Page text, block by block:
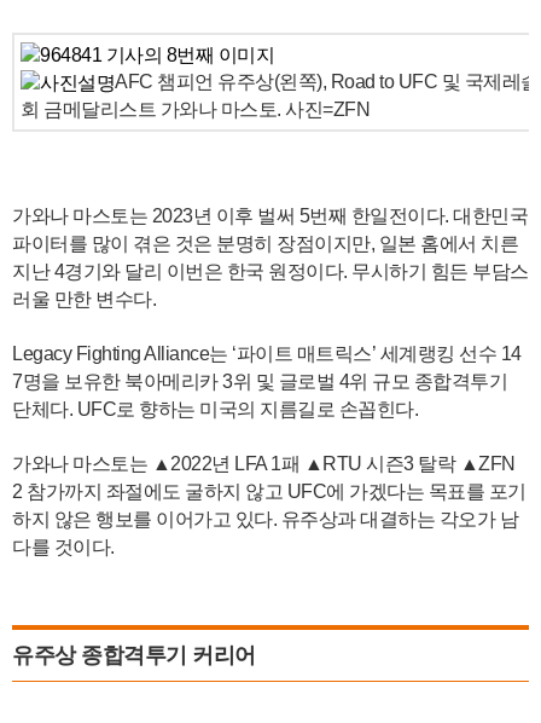
AFC 챔피언 유주상(왼쪽), Road to UFC 및 국제레
회 금메달리스트 가와나 마스토. 사진=ZFN
가와나 마스토는 2023년 이후 벌써 5번째 한일전이다. 대한민국
파이터를 많이 겪은 것은 분명히 장점이지만, 일본 홈에서 치른
지난 4경기와 달리 이번은 한국 원정이다. 무시하기 힘든 부담스
러울 만한 변수다.
Legacy Fighting Alliance는 ‘파이트 매트릭스’ 세계랭킹 선수 14
7명을 보유한 북아메리카 3위 및 글로벌 4위 규모 종합격투기
단체다. UFC로 향하는 미국의 지름길로 손꼽힌다.
가와나 마스토는 ▲2022년 LFA 1패 ▲RTU 시즌3 탈락 ▲ZFN
2 참가까지 좌절에도 굴하지 않고 UFC에 가겠다는 목표를 포기
하지 않은 행보를 이어가고 있다. 유주상과 대결하는 각오가 남
다를 것이다.
유주상 종합격투기 커리어